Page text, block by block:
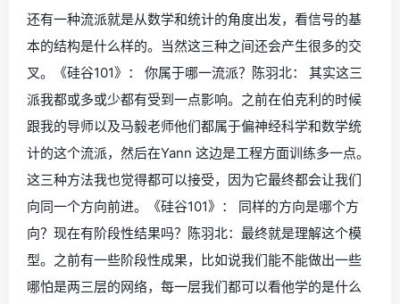
还有一种流派就是从数学和统计的角度出发，看信号的基
本的结构是什么样的。当然这三种之间还会产生很多的交
叉。《硅谷101》： 你属于哪一流派？陈羽北： 其实这三
派我都或多或少都有受到一点影响。之前在伯克利的时候
跟我的导师以及马毅老师他们都属于偏神经科学和数学统
计的这个流派，然后在Yann 这边是工程方面训练多一点。
这三种方法我也觉得都可以接受，因为它最终都会让我们
向同一个方向前进。《硅谷101》： 同样的方向是哪个方
向？现在有阶段性结果吗？陈羽北：最终就是理解这个模
型。之前有一些阶段性成果，比如说我们能不能做出一些
哪怕是两三层的网络，每一层我们都可以看他学的是什么